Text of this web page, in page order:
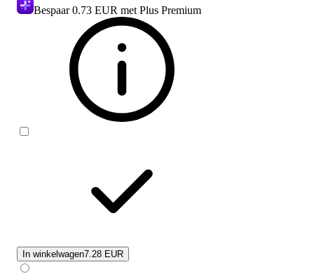
Bespaar0.73 EUR met Plus Premium
In winkelwagen7.28 EUR